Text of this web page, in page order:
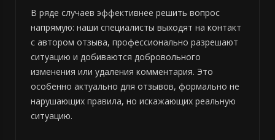
В ряде случаев эффективнее решить вопрос
напрямую: наши специалисты выходят на контакт
с автором отзыва, профессионально разрешают
ситуацию и добиваются добровольного
изменения или удаления комментария. Это
особенно актуально для отзывов, формально не
нарушающих правила, но искажающих реальную
ситуацию.